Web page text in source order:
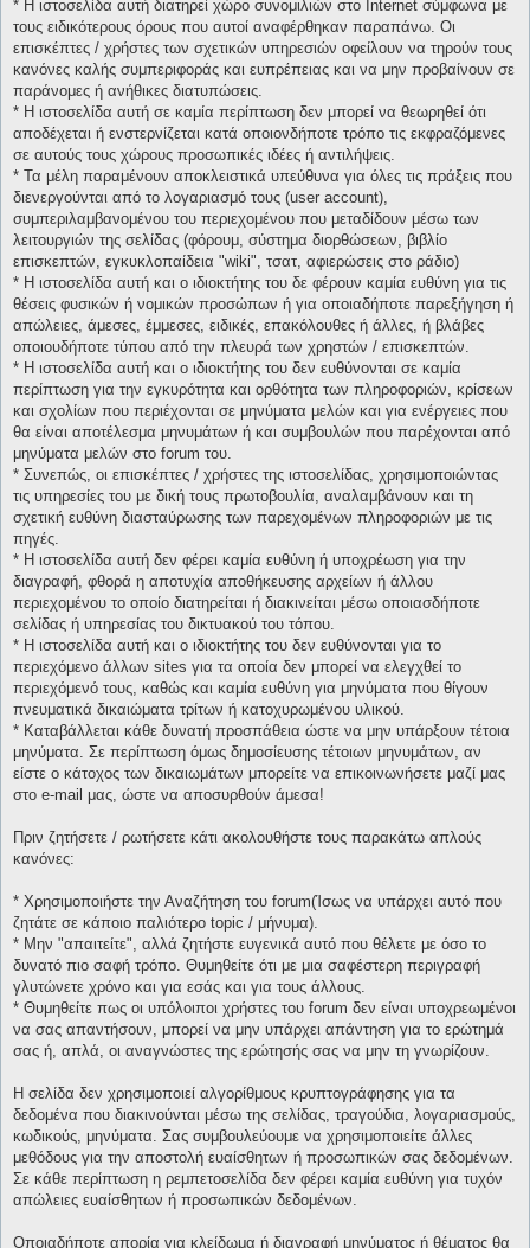
* H ιστοσελίδα αυτή διατηρεί χώρο συνομιλιών στο Internet σύμφωνα με
τους ειδικότερους όρους που αυτοί αναφέρθηκαν παραπάνω. Οι
επισκέπτες / χρήστες των σχετικών υπηρεσιών οφείλουν να τηρούν τους
κανόνες καλής συμπεριφοράς και ευπρέπειας και να μην προβαίνουν σε
παράνομες ή ανήθικες διατυπώσεις.
* H ιστοσελίδα αυτή σε καμία περίπτωση δεν μπορεί να θεωρηθεί ότι
αποδέχεται ή ενστερνίζεται κατά οποιονδήποτε τρόπο τις εκφραζόμενες
σε αυτούς τους χώρους προσωπικές ιδέες ή αντιλήψεις.
* Τα μέλη παραμένουν αποκλειστικά υπεύθυνα για όλες τις πράξεις που
διενεργούνται από το λογαριασμό τους (user account),
συμπεριλαμβανομένου του περιεχομένου που μεταδίδουν μέσω των
λειτουργιών της σελίδας (φόρουμ, σύστημα διορθώσεων, βιβλίο
επισκεπτών, εγκυκλοπαίδεια "wiki", τσατ, αφιερώσεις στο ράδιο)
* H ιστοσελίδα αυτή και ο ιδιοκτήτης του δε φέρουν καμία ευθύνη για τις
θέσεις φυσικών ή νομικών προσώπων ή για οποιαδήποτε παρεξήγηση ή
απώλειες, άμεσες, έμμεσες, ειδικές, επακόλουθες ή άλλες, ή βλάβες
οποιουδήποτε τύπου από την πλευρά των χρηστών / επισκεπτών.
* H ιστοσελίδα αυτή και ο ιδιοκτήτης του δεν ευθύνονται σε καμία
περίπτωση για την εγκυρότητα και ορθότητα των πληροφοριών, κρίσεων
και σχολίων που περιέχονται σε μηνύματα μελών και για ενέργειες που
θα είναι αποτέλεσμα μηνυμάτων ή και συμβουλών που παρέχονται από
μηνύματα μελών στο forum του.
* Συνεπώς, οι επισκέπτες / χρήστες της ιστοσελίδας, χρησιμοποιώντας
τις υπηρεσίες του με δική τους πρωτοβουλία, αναλαμβάνουν και τη
σχετική ευθύνη διασταύρωσης των παρεχομένων πληροφοριών με τις
πηγές.
* H ιστοσελίδα αυτή δεν φέρει καμία ευθύνη ή υποχρέωση για την
διαγραφή, φθορά η αποτυχία αποθήκευσης αρχείων ή άλλου
περιεχομένου το οποίο διατηρείται ή διακινείται μέσω οποιασδήποτε
σελίδας ή υπηρεσίας του δικτυακού του τόπου.
* H ιστοσελίδα αυτή και ο ιδιοκτήτης του δεν ευθύνονται για το
περιεχόμενο άλλων sites για τα οποία δεν μπορεί να ελεγχθεί το
περιεχόμενό τους, καθώς και καμία ευθύνη για μηνύματα που θίγουν
πνευματικά δικαιώματα τρίτων ή κατοχυρωμένου υλικού.
* Καταβάλλεται κάθε δυνατή προσπάθεια ώστε να μην υπάρξουν τέτοια
μηνύματα. Σε περίπτωση όμως δημοσίευσης τέτοιων μηνυμάτων, αν
είστε ο κάτοχος των δικαιωμάτων μπορείτε να επικοινωνήσετε μαζί μας
στο e-mail μας, ώστε να αποσυρθούν άμεσα!
Πριν ζητήσετε / ρωτήσετε κάτι ακολουθήστε τους παρακάτω απλούς
κανόνες:
* Χρησιμοποιήστε την Αναζήτηση του forum(Ίσως να υπάρχει αυτό που
ζητάτε σε κάποιο παλιότερο topic / μήνυμα).
* Μην "απαιτείτε", αλλά ζητήστε ευγενικά αυτό που θέλετε με όσο το
δυνατό πιο σαφή τρόπο. Θυμηθείτε ότι με μια σαφέστερη περιγραφή
γλυτώνετε χρόνο και για εσάς και για τους άλλους.
* Θυμηθείτε πως οι υπόλοιποι χρήστες του forum δεν είναι υποχρεωμένοι
να σας απαντήσουν, μπορεί να μην υπάρχει απάντηση για το ερώτημά
σας ή, απλά, οι αναγνώστες της ερώτησής σας να μην τη γνωρίζουν.
Η σελίδα δεν χρησιμοποιεί αλγορίθμους κρυπτογράφησης για τα
δεδομένα που διακινούνται μέσω της σελίδας, τραγούδια, λογαριασμούς,
κωδικούς, μηνύματα. Σας συμβουλεύουμε να χρησιμοποιείτε άλλες
μεθόδους για την αποστολή ευαίσθητων ή προσωπικών σας δεδομένων.
Σε κάθε περίπτωση η ρεμπετοσελίδα δεν φέρει καμία ευθύνη για τυχόν
απώλειες ευαίσθητων ή προσωπικών δεδομένων.
Οποιαδήποτε απορία για κλείδωμα ή διαγραφή μηνύματος ή θέματος θα